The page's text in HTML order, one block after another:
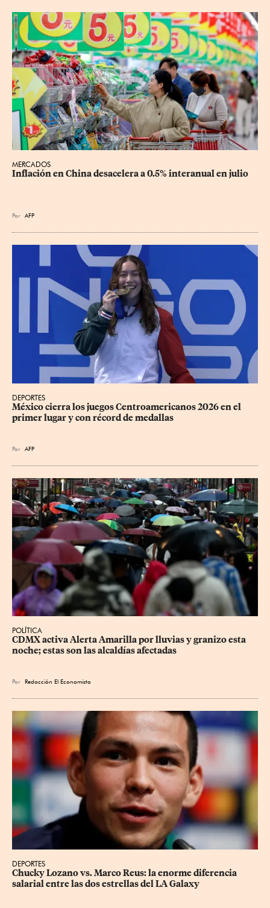
MERCADOS
Inflación en China desacelera a 0.5% interanual en julio
Por AFP
DEPORTES
México cierra los juegos Centroamericanos 2026 en el
primer lugar y con récord de medallas
Por AFP
POLÍTICA
CDMX activa Alerta Amarilla por lluvias y granizo esta
noche; estas son las alcaldías afectadas
Por Redacción El Economista
DEPORTES
Chucky Lozano vs. Marco Reus: la enorme diferencia
salarial entre las dos estrellas del LA Galaxy